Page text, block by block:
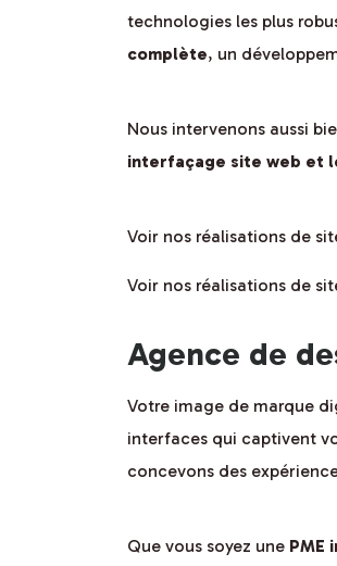
technologies les plus
complète, un
Nous intervenons aussi
interfaçage site web et
Voir nos réalisations de
Voir nos réalisations de
Agence de
Votre image de marque
interfaces qui captivent
concevons des
Que vous soyez une PME